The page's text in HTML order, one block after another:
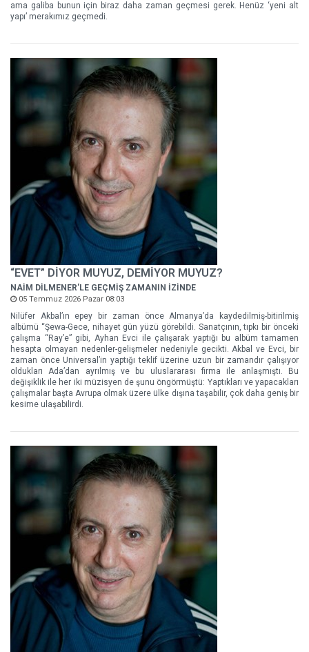
ama galiba bunun için biraz daha zaman geçmesi gerek. Henüz ‘yeni alt
yapı’ merakımız geçmedi.
“EVET” DİYOR MUYUZ, DEMİYOR MUYUZ?
NAİM DİLMENER'LE GEÇMİŞ ZAMANIN İZİNDE
05 Temmuz 2026 Pazar 08:03
Nilüfer Akbal’ın epey bir zaman önce Almanya’da kaydedilmiş-bitirilmiş
albümü “Şewa-Gece, nihayet gün yüzü görebildi. Sanatçının, tıpkı bir önceki
çalışma “Ray’e” gibi, Ayhan Evci ile çalışarak yaptığı bu albüm tamamen
hesapta olmayan nedenler-gelişmeler nedeniyle gecikti. Akbal ve Evci, bir
zaman önce Universal’in yaptığı teklif üzerine uzun bir zamandır çalışıyor
oldukları Ada’dan ayrılmış ve bu uluslararası firma ile anlaşmıştı. Bu
değişiklik ile her iki müzisyen de şunu öngörmüştü: Yaptıkları ve yapacakları
çalışmalar başta Avrupa olmak üzere ülke dışına taşabilir, çok daha geniş bir
kesime ulaşabilirdi.